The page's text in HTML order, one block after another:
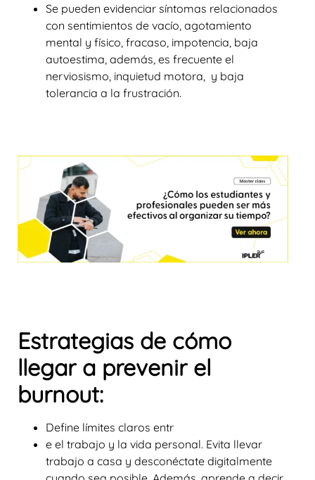
Se pueden evidenciar síntomas relacionados
con sentimientos de vacío, agotamiento
mental y físico, fracaso, impotencia, baja
autoestima, además, es frecuente el
nerviosismo, inquietud motora, y baja
tolerancia a la frustración.
Estrategias de cómo
llegar a prevenir el
burnout:
Define límites claros entr
e el trabajo y la vida personal. Evita llevar
trabajo a casa y desconéctate digitalmente